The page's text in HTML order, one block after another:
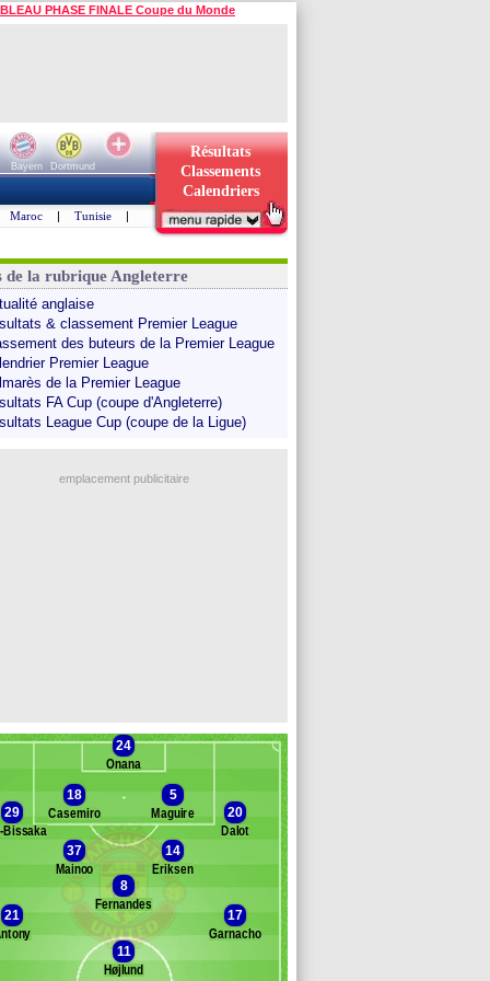
PHASE FINALE Coupe du Monde
Bayern
Dortmund
Résultats
Classements
Calendriers
Maroc | Tunisie |
de la rubrique Angleterre
anglaise
& classement Premier League
des buteurs de la Premier League
Premier League
de la Premier League
FA Cup (coupe d'Angleterre)
League Cup (coupe de la Ligue)
emplacement publicitaire
des remplaçants Manchest. Utd
24
Onana
18
Casemiro
5
Maguire
29
Bissaka
20
Dalot
37
Mainoo
14
Eriksen
8
Fernandes
21
17
Garnacho
11
Højlund